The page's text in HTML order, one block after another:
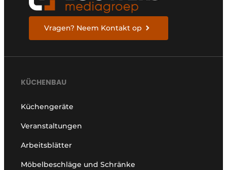
Vragen? Neem Kontakt op
KÜCHENBAU
Küchengeräte
Veranstaltungen
Arbeitsblätter
Möbelbeschläge und Schränke